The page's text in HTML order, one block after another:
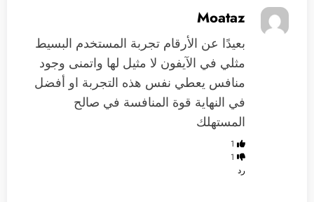
Moataz
بعيدًا عن الأرقام تجربة المستخدم البسيط
مثلي في الآيفون لا مثيل لها واتمنى وجود
منافس يعطي نفس هذه التجربة او أفضل
في النهاية قوة المنافسة في صالح
المستهلك
1
1
رد